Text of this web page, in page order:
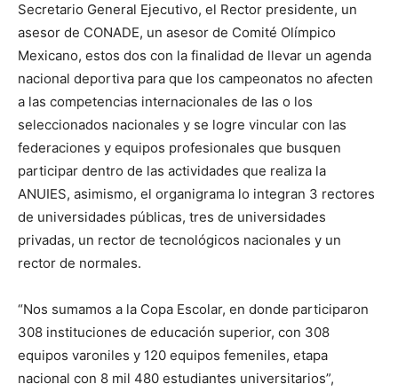
Secretario General Ejecutivo, el Rector presidente, un
asesor de CONADE, un asesor de Comité Olímpico
Mexicano, estos dos con la finalidad de llevar un agenda
nacional deportiva para que los campeonatos no afecten
a las competencias internacionales de las o los
seleccionados nacionales y se logre vincular con las
federaciones y equipos profesionales que busquen
participar dentro de las actividades que realiza la
ANUIES, asimismo, el organigrama lo integran 3 rectores
de universidades públicas, tres de universidades
privadas, un rector de tecnológicos nacionales y un
rector de normales.
“Nos sumamos a la Copa Escolar, en donde participaron
308 instituciones de educación superior, con 308
equipos varoniles y 120 equipos femeniles, etapa
nacional con 8 mil 480 estudiantes universitarios”,